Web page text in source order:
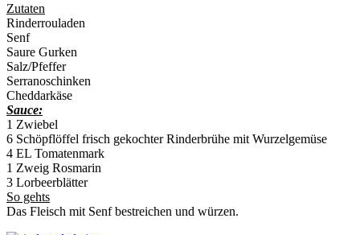
Zutaten
Rinderrouladen
Senf
Saure Gurken
Salz/Pfeffer
Serranoschinken
Cheddarkäse
Sauce:
1 Zwiebel
6 Schöpflöffel frisch gekochter Rinderbrühe mit Wurzelgemüse
4 EL Tomatenmark
1 Zweig Rosmarin
3 Lorbeerblätter
So gehts
Das Fleisch mit Senf bestreichen und würzen.